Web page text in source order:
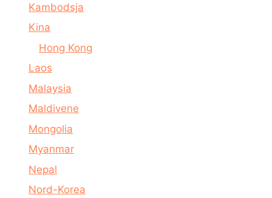
Kambodsja
Kina
Hong Kong
Laos
Malaysia
Maldivene
Mongolia
Myanmar
Nepal
Nord-Korea